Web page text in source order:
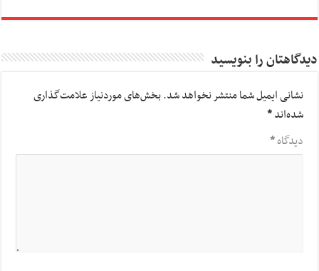
دیدگاهتان را بنویسید
نشانی ایمیل شما منتشر نخواهد شد.بخش‌های موردنیاز علامت‌گذاری
شده‌اند*
دیدگاه*